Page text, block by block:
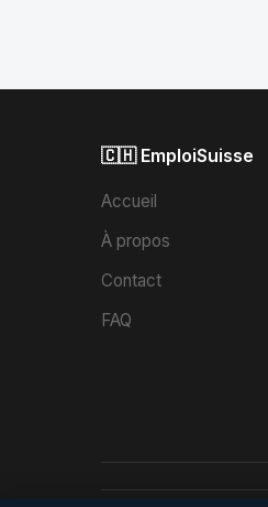
🇨🇭 EmploiSuisse
Accueil
À propos
Contact
FAQ